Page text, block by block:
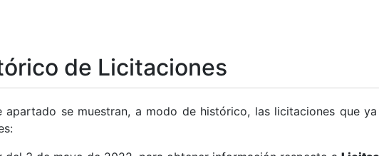
Ocultar de Licitaciones
apartado se muestran, a modo de histórico, las licitaciones que